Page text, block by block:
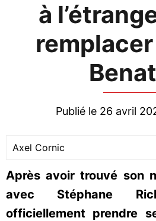
à
Publié le 26 avril
Axel Cornic
Après avoir trouvé son
avec Stéphane
officiellement prendre